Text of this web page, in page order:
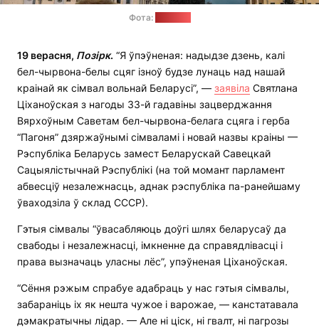
Фота:
19 верасня, Позірк. “Я ўпэўненая: надыдзе дзень, калі
бел-чырвона-белы сцяг ізноў будзе лунаць над нашай
краінай як сімвал вольнай Беларусі”, — заявіла Святлана
Ціханоўская з нагоды 33-й гадавіны зацверджання
Вярхоўным Саветам бел-чырвона-белага сцяга і герба
“Пагоня” дзяржаўнымі сімваламі і новай назвы краіны —
Рэспубліка Беларусь замест Беларускай Савецкай
Сацыялістычнай Рэспублікі (на той момант парламент
абвесціў незалежнасць, аднак рэспубліка па-ранейшаму
ўваходзіла ў склад СССР).
Гэтыя сімвалы “ўвасабляюць доўгі шлях беларусаў да
свабоды і незалежнасці, імкненне да справядлівасці і
права вызначаць уласны лёс”, упэўненая Ціханоўская.
“Сёння рэжым спрабуе адабраць у нас гэтыя сімвалы,
забараніць іх як нешта чужое і варожае, — канстатавала
дэмакратычны лідар. — Але ні ціск, ні гвалт, ні пагрозы